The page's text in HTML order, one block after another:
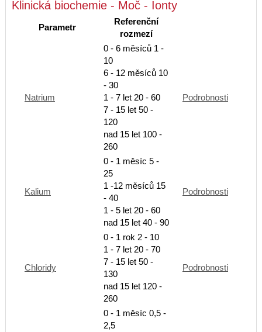
Klinická biochemie - Moč - Ionty
Parametr
Referenční
rozmezí
Natrium
0 - 6 měsíců 1 -
10
6 - 12 měsíců 10
- 30
1 - 7 let 20 - 60
7 - 15 let 50 -
120
nad 15 let 100 -
260
Podrobnosti
Kalium
0 - 1 měsíc 5 -
25
1 -12 měsíců 15
- 40
1 - 5 let 20 - 60
nad 15 let 40 - 90
Podrobnosti
Chloridy
0 - 1 rok 2 - 10
1 - 7 let 20 - 70
7 - 15 let 50 -
130
nad 15 let 120 -
260
Podrobnosti
0 - 1 měsíc 0,5 -
2,5